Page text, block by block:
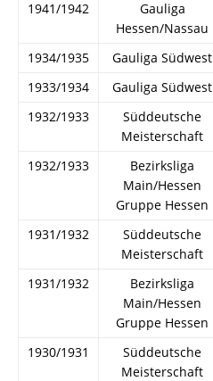
1941/1942
Gauliga
Hessen/Nassau
1934/1935 Gauliga Südwest
1933/1934
Gauliga Südwest
1932/1933
Süddeutsche
Meisterschaft
1932/1933
Bezirksliga
Main/Hessen
Gruppe Hessen
1931/1932
Süddeutsche
Meisterschaft
1931/1932
Bezirksliga
Main/Hessen
Gruppe Hessen
1930/1931
Süddeutsche
Meisterschaft